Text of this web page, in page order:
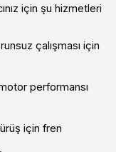
için şu hizmetleri
çalışması için
performansı
için fren